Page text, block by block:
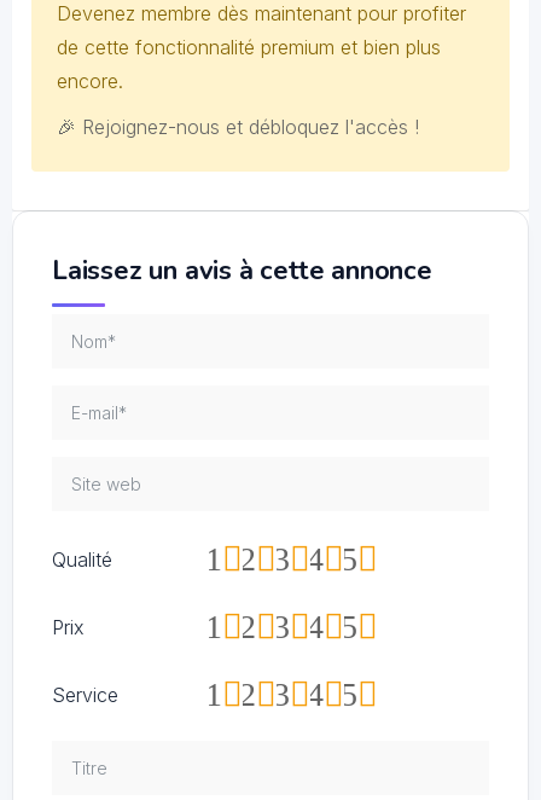
Devenez membre dès maintenant pour profiter
de cette fonctionnalité premium et bien plus
encore.
🎉 Rejoignez-nous et débloquez l'accès !
Laissez un avis à cette annonce
Qualité 5
4
3
2
1
Prix 5
4
3
2
1
Service 5
4
3
2
1